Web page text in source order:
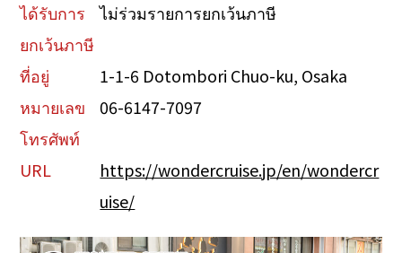
ได้รับการ
ยกเว้นภาษี
ไม่ร่วมรายการยกเว้นภาษี
ที่อยู่
1-1-6 Dotombori Chuo-ku, Osaka
หมายเลข
โทรศัพท์
06-6147-7097
URL
https://wondercruise.jp/en/wondercr
uise/